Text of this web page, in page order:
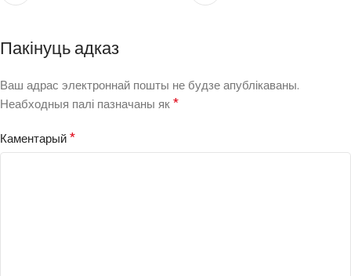
Пакінуць адказ
Ваш адрас электроннай пошты не будзе апублікаваны.
Неабходныя палі пазначаны як*
Каментарый*